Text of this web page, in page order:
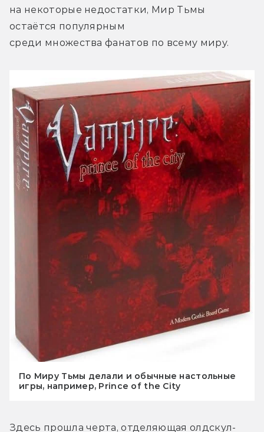
на некоторые недостатки, Мир Тьмы
остаётся популярным
среди множества фанатов по всему миру.
По Миру Тьмы делали и обычные настольные
игры, например, Prince of the City
Здесь прошла черта, отделяющая олдскул-